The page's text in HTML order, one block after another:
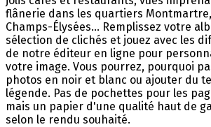
flânerie dans les quartiers
Champs-Élysées… Remplissez votre
sélection de clichés et jouez avec les
de notre éditeur en ligne pour
votre image. Vous pourrez, pourquoi
photos en noir et blanc ou ajouter du
légende. Pas de pochettes pour les
mais un papier d'une qualité haut de
selon le rendu souhaité.